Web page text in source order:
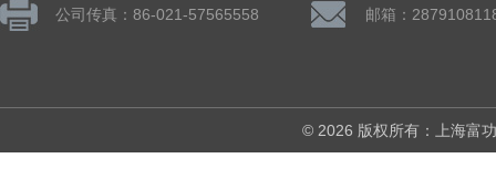
公司传真：86-021-57565558 邮箱：
© 2026 版权所有：上海富